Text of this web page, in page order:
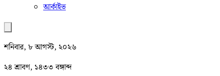
আর্কাইভ
শনিবার, ৮ আগস্ট, ২০২৬
২৪ শ্রাবণ, ১৪৩৩ বঙ্গাব্দ